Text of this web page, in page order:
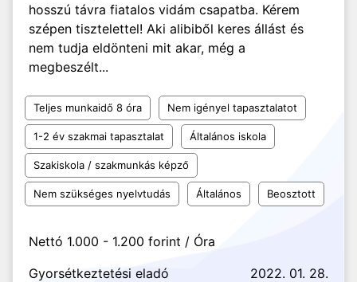
hosszú távra fiatalos vidám csapatba. Kérem
szépen tisztelettel! Aki alibiből keres állást és
nem tudja eldönteni mit akar, még a
megbeszélt...
Teljes munkaidő 8 óra Nem igényel tapasztalatot
1-2 év szakmai tapasztalat Általános iskola
Szakiskola / szakmunkás képző
Nem szükséges nyelvtudás Általános Beosztott
Nettó 1.000 - 1.200 forint / Óra
Gyorsétkeztetési eladó
2022. 01. 28.